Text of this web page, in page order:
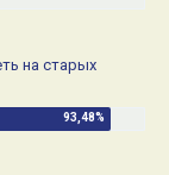
на старых